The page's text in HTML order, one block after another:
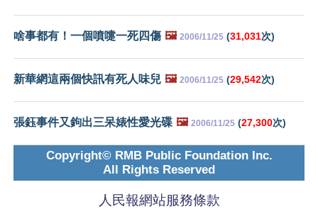
啥事都有！一個噴嚏一死四傷 🖼️ 2006/11/25 (31,031次)
新華網這兩個快訊有死人味兒 🖼️ 2006/11/25 (29,542次)
張鈺事件又鉤出三呆婊性愛光碟 🖼️ 2006/11/25 (27,300次)
Copyright© RMB Public Foundation Inc.
All Rights Reserved
人民報網站服務條款